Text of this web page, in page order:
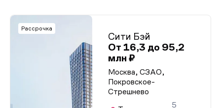
Рассрочка
Сити Бэй
От 16,3 до 95,2
млн ₽
Москва, СЗАО,
Покровское-
Стрешнево
5